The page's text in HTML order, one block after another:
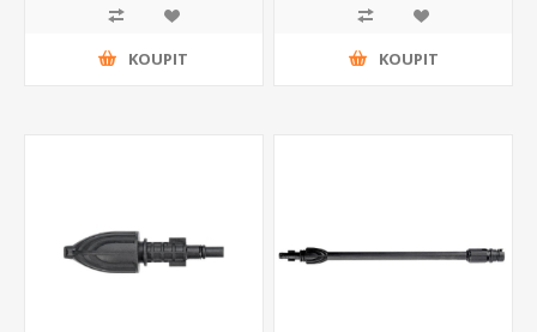
KOUPIT KOUPIT